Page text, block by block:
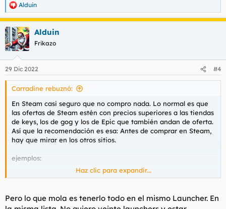
R
e
a
c
c
i
e
s
Alduin
Alduin
Frikazo
29 Dic 2022 #4
Carradine rebuznó:
En Steam casi seguro que no compro nada. Lo normal es que
las ofertas de Steam estén con precios superiores a las tiendas
de keys, los de gog y los de Epic que también andan de oferta.
Así que la recomendación es esa: Antes de comprar en Steam,
hay que mirar en los otros sitios.
ejemplos:
El Tina's Wonderlans:
Buy Tiny Tina’s Wonderlands CD Key Compare Prices
Haz clic para expandir...
Pero lo que mola es tenerlo todo en el mismo Launcher. En